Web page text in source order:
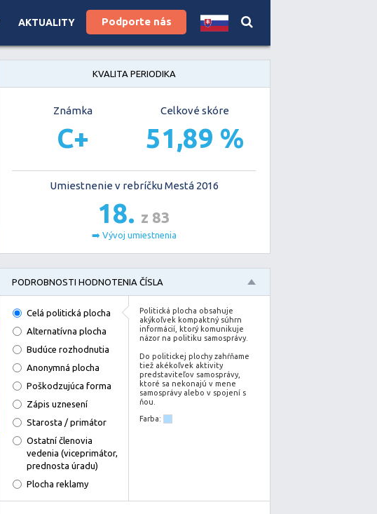
AKTUALITY Podporte nás
KVALITA PERIODIKA
Známka
C+
Celkové skóre
51,89 %
Umiestnenie v rebríčku Mestá 2016
18. z 83
➡️ Vývoj umiestnenia
PODROBNOSTI HODNOTENIA ČÍSLA
Celá politická plocha
Alternatívna plocha
Budúce rozhodnutia
Anonymná plocha
Poškodzujúca forma
Zápis uznesení
Starosta / primátor
Ostatní členovia
vedenia (viceprimátor,
prednosta úradu)
Plocha reklamy
Politická plocha obsahuje
akýkoľvek kompaktný súhrn
informácií, ktorý komunikuje
názor na politiku samosprávy.
Do politickej plochy zahŕňame
tiež akékoľvek aktivity
predstaviteľov samosprávy,
ktoré sa nekonajú v mene
samosprávy alebo v spojení s
ňou.
Farba: